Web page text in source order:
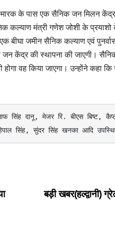
के पास एक सैनिक जन मिलन केंद्र
मंत्री गणेश जोशी के प्रयाशो
जमीन सैनिक कल्याण एवं
केंद्र की स्थापना की जाएगी।
वह किया जाएगा। उन्होंने कहा
सिंह दानू, मेजर रि. बीएस बिष्ट,
सिंह, सुंदर सिंह खनका आदि
बड़ी खबर(हल्द्वानी)